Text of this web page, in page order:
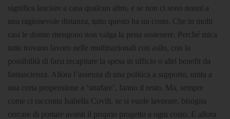
significa lasciare a casa qualcun altro, e se non ci sono nonni a
una ragionevole distanza, tutto questo ha un costo. Che in molti
casi le donne ritengono non valga la pena sostenere. Perché mica
tutte trovano lavoro nelle multinazionali con asilo, con la
possibilità di farsi recapitare la spesa in ufficio o altri benefit da
fantascienza. Allora l’assenza di una politica a supporto, unita a
una certa propensione a ‘strafare’, fanno il resto. Ma, sempre
come ci racconta Isabella Covili, se si vuole lavorare, bisogna
cercare di portare avanti il proprio progetto a ogni costo. E allora